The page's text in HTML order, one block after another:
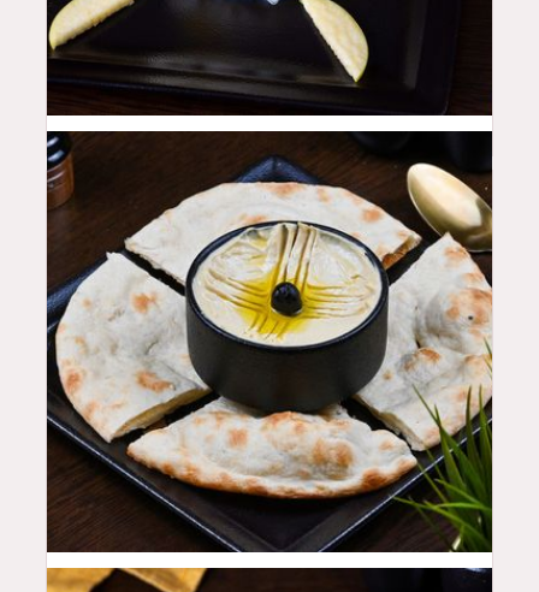
QAR 16
QAR